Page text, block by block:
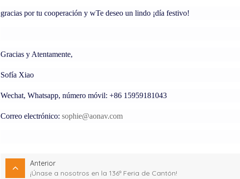
gracias por tu cooperación y wTe deseo unlindo ¡día festivo!
Gracias y Atentamente,
Sofía Xiao
Wechat, Whatsapp, número móvil: +86 15959181043
Correo electrónico:sophie@aonav.com
Anterior
¡Únase a nosotros en la 136ª Feria de Cantón!